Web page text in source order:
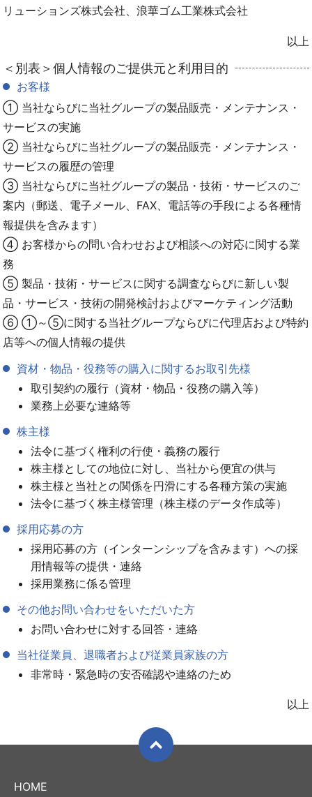
リューションズ株式会社、浪華ゴム工業株式会社
以上
＜別表＞個人情報のご提供元と利用目的
お客様
① 当社ならびに当社グループの製品販売・メンテナンス・
サービスの実施
② 当社ならびに当社グループの製品販売・メンテナンス・
サービスの履歴の管理
③ 当社ならびに当社グループの製品・技術・サービスのご
案内（郵送、電子メール、FAX、電話等の手段による各種情
報提供を含みます）
④ お客様からの問い合わせおよび相談への対応に関する業
務
⑤ 製品・技術・サービスに関する調査ならびに新しい製
品・サービス・技術の開発検討およびマーケティング活動
⑥ ①～⑤に関する当社グループならびに代理店および特約
店等への個人情報の提供
資材・物品・役務等の購入に関するお取引先様
取引契約の履行（資材・物品・役務の購入等）
業務上必要な連絡等
株主様
法令に基づく権利の行使・義務の履行
株主様としての地位に対し、当社から便宜の供与
株主様と当社との関係を円滑にする各種方策の実施
法令に基づく株主様管理（株主様のデータ作成等）
採用応募の方
採用応募の方（インターンシップを含みます）への採
用情報等の提供・連絡
採用業務に係る管理
その他お問い合わせをいただいた方
お問い合わせに対する回答・連絡
当社従業員、退職者および従業員家族の方
非常時・緊急時の安否確認や連絡のため
以上
HOME